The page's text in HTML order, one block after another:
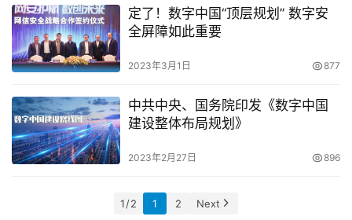
定了！数字中国“顶层规划” 数字安
全屏障如此重要
2023年3月1日 877
中共中央、国务院印发《数字中国
建设整体布局规划》
2023年2月27日 896
1 / 2 1 2 Next